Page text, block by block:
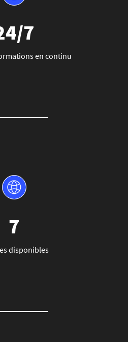
7
en continu
7
disponibles